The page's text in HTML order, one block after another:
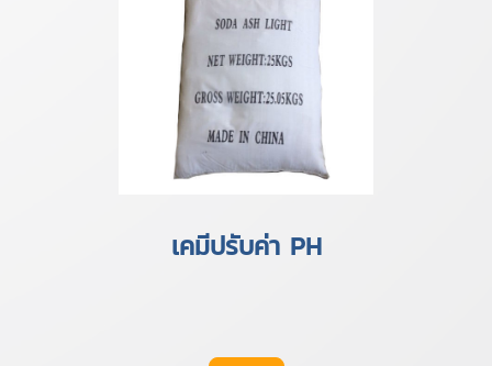
เคมีปรับค่า PH